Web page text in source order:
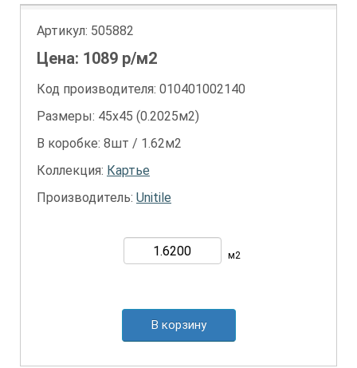
Артикул: 505882
Цена: 1089 р/м2
Код производителя: 010401002140
Размеры: 45х45 (0.2025м2)
В коробке: 8шт / 1.62м2
Коллекция: Картье
Производитель: Unitile
м2
В корзину